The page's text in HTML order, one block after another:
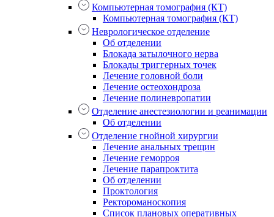
Компьютерная томография (КТ)
Компьютерная томография (КТ)
Неврологическое отделение
Об отделении
Блокада затылочного нерва
Блокады триггерных точек
Лечение головной боли
Лечение остеохондроза
Лечение полиневропатии
Отделение анестезиологии и реанимации
Об отделении
Отделение гнойной хирургии
Лечение анальных трещин
Лечение геморроя
Лечение парапроктита
Об отделении
Проктология
Ректороманоскопия
Список плановых оперативных